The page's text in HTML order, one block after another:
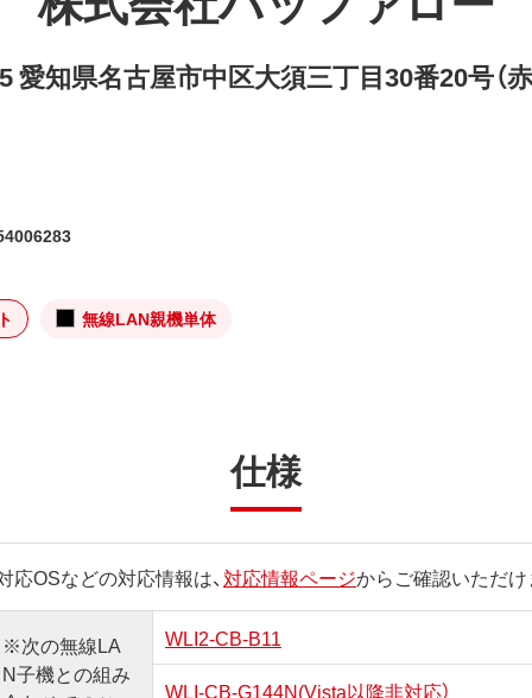
愛知県名古屋市中区大須三丁目30番20号（
無線LAN親機単体
仕様
応OSなどの対応情報は、対応情報ページからご確認いただけ
※次の無線LA
N子機との組み
WLI2-CB-B11
WLI-CB-G144N(Vista以降非対応）